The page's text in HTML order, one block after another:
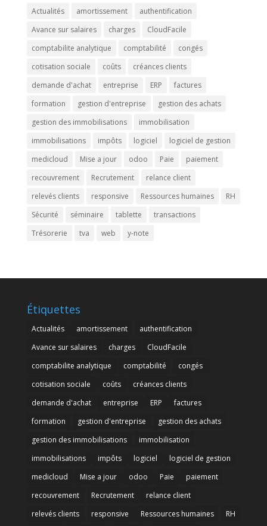
Actualités amortissement
authentification
Avance sur salaires
charges
CloudFacile
comptabilite analytique
comptabilité
congés
cotisation sociale
coûts
créances clients
demande d'achat
entreprise ERP
factures
formation
gestion d'entreprise
gestion des achats
gestion des immobilisations
immobilisation
immobilisations
impôts logiciel
logiciel de gestion
medicloud
Mise a jour odoo Paie
paiement
recouvrement
Recrutement
relance client
relevés clients
responsive Ressources humaines
RH
Sécurité
séminaire tablette
transactions
Trésorerie
tva web y-note
Étiquettes
Actualités amortissement
authentification
Avance sur salaires
charges
CloudFacile
comptabilite analytique
comptabilité
congés
cotisation sociale
coûts
créances clients
demande d'achat
entreprise ERP
factures
formation
gestion d'entreprise
gestion des achats
gestion des immobilisations
immobilisation
immobilisations
impôts logiciel
logiciel de gestion
medicloud
Mise a jour odoo Paie
paiement
recouvrement
Recrutement
relance client
relevés clients
responsive Ressources humaines RH